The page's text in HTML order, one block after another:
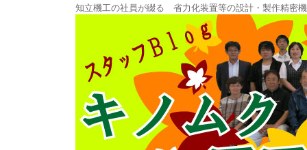
知立機工の社員が綴る 省力化装置等の設計・製作精密